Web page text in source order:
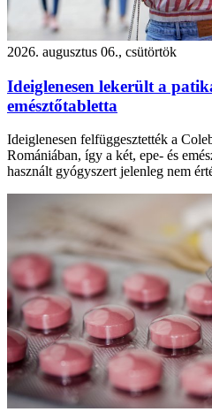
2026. augusztus 06., csütörtök
Ideiglenesen lekerült a
emésztőtabletta
Ideiglenesen felfüggesztették a
Romániában, így a két, epe- és
használt gyógyszert jelenleg nem